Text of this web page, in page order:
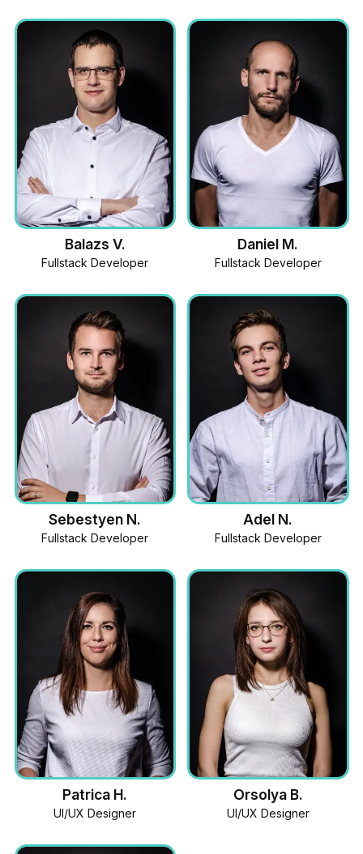
Balazs V.
Fullstack Developer
Daniel M.
Fullstack Developer
Sebestyen N.
Fullstack Developer
Adel N.
Fullstack Developer
Patrica H.
UI/UX Designer
Orsolya B.
UI/UX Designer